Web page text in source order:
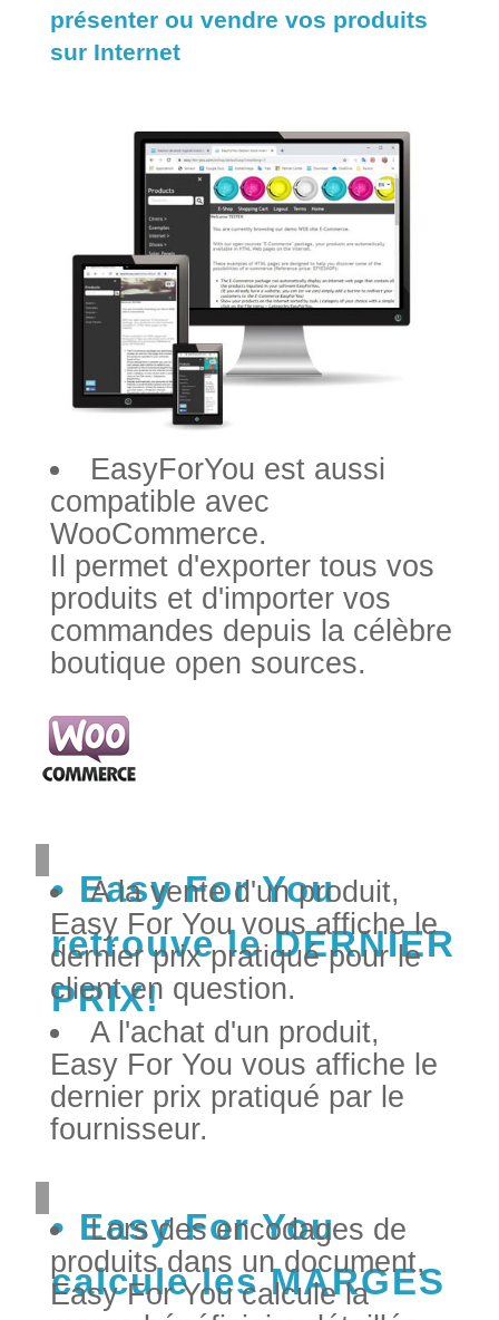
présenter ou vendre vos produits
sur Internet
EasyForYou est aussi
compatible avec
WooCommerce.
Il permet d'exporter tous vos
produits et d'importer vos
commandes depuis la célèbre
boutique open sources.
Easy For You
retrouve le DERNIER
PRIX!
A la vente d'un produit,
Easy For You vous affiche le
dernier prix pratiqué pour le
client en question.
A l'achat d'un produit,
Easy For You vous affiche le
dernier prix pratiqué par le
fournisseur.
Easy For You
calcule les MARGES
Lors des encodages de
produits dans un document,
Easy For You calcule la